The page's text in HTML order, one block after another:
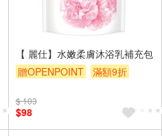
【 麗仕】水嫩柔膚沐浴乳補充包
贈OPENPOINT
滿額9折
$ 103
$98